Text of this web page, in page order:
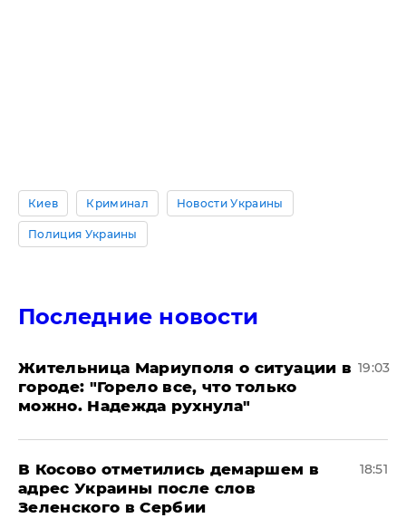
Киев Криминал Новости Украины
Полиция Украины
Последние новости
Жительница Мариуполя о ситуации в
городе: "Горело все, что только
можно. Надежда рухнула"
19:03
В Косово отметились демаршем в
адрес Украины после слов
Зеленского в Сербии
18:51